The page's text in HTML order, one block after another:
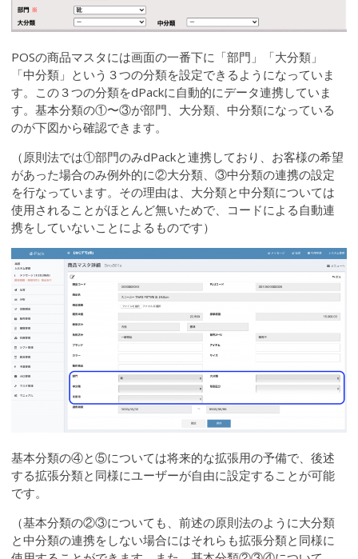
POSの商品マスタには画面の一番下に「部門」「大分類」
「中分類」という３つの分類を設定できるようになっていま
す。この３つの分類をdPackに自動的にデータ連携していま
す。基本分類の①〜③が部門、大分類、中分類になっている
のが下図から確認できます。
（原則法では①部門のみdPackと連携しており、お客様の希望
があった場合のみ例外的に②大分類、③中分類の連携の設定
を行なっています。その理由は、大分類と中分類については
使用されることがほとんど無いためで、コードによる自動連
携をしていないことによるものです）
基本分類の④と⑤については将来的な拡張用の予備で、後述
する拡張分類と同様にユーザーが自由に設定することが可能
です。
（基本分類の②③についても、前述の原則法のように大分類
と中分類の連携をしない場合にはそれらも拡張分類と同様に